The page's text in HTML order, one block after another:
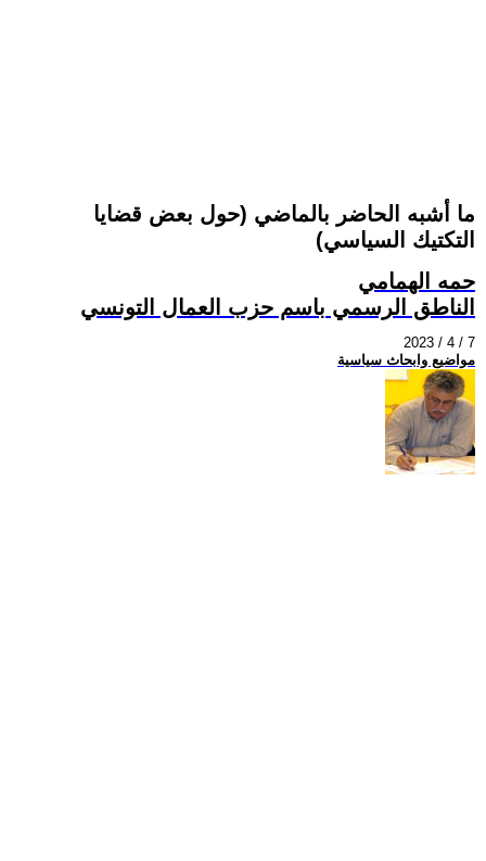
ما أشبه الحاضر بالماضي (حول بعض قضايا
التكتيك السياسي)
حمه الهمامي
الناطق الرسمي باسم حزب العمال التونسي
2023 / 4 / 7
مواضيع وابحاث سياسية